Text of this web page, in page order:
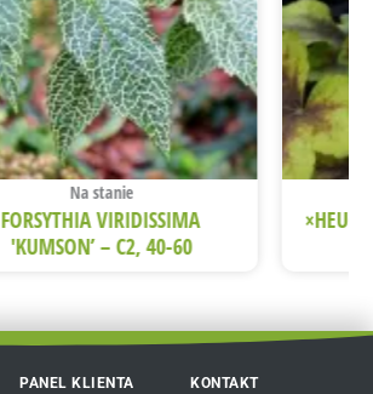
Na stanie
FORSYTHIA VIRIDISSIMA
'KUMSON’ – C2, 40-60
PANEL KLIENTA KONTAKT